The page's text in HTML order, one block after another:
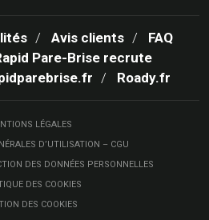
Avis clients
FAQ
Pare-Brise recrute
Roady.fr
LÉGALES
D’UTILISATION – CGU
DES DONNÉES PERSONNELLES
DES COOKIES
DES COOKIES